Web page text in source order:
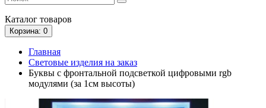
Каталог товаров
Корзина: 0
Главная
Световые изделия на заказ
Буквы с фронтальной подсветкой цифровыми rgb
модулями (за 1см высоты)